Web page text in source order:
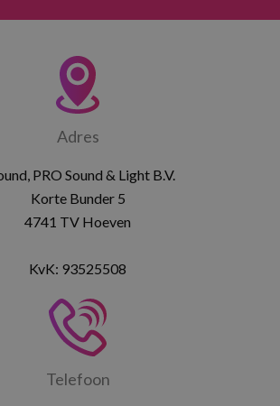
Adres
PRO Sound & Light B.V.
Korte Bunder 5
4741 TV Hoeven
KvK: 93525508
Telefoon